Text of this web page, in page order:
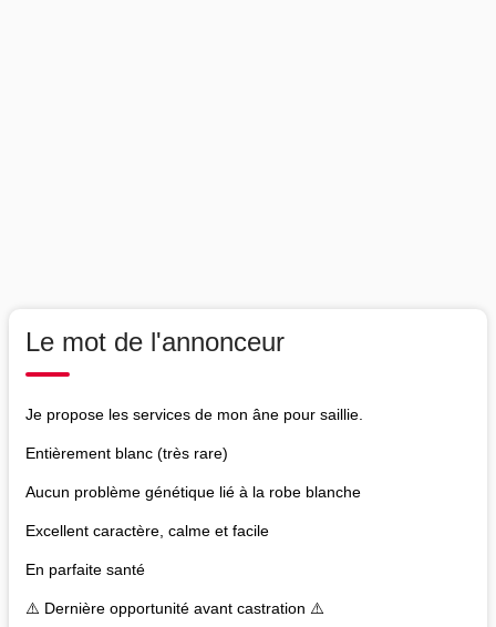
Le mot de l'annonceur
Je propose les services de mon âne pour saillie.
Entièrement blanc (très rare)
Aucun problème génétique lié à la robe blanche
Excellent caractère, calme et facile
En parfaite santé
⚠️ Dernière opportunité avant castration ⚠️